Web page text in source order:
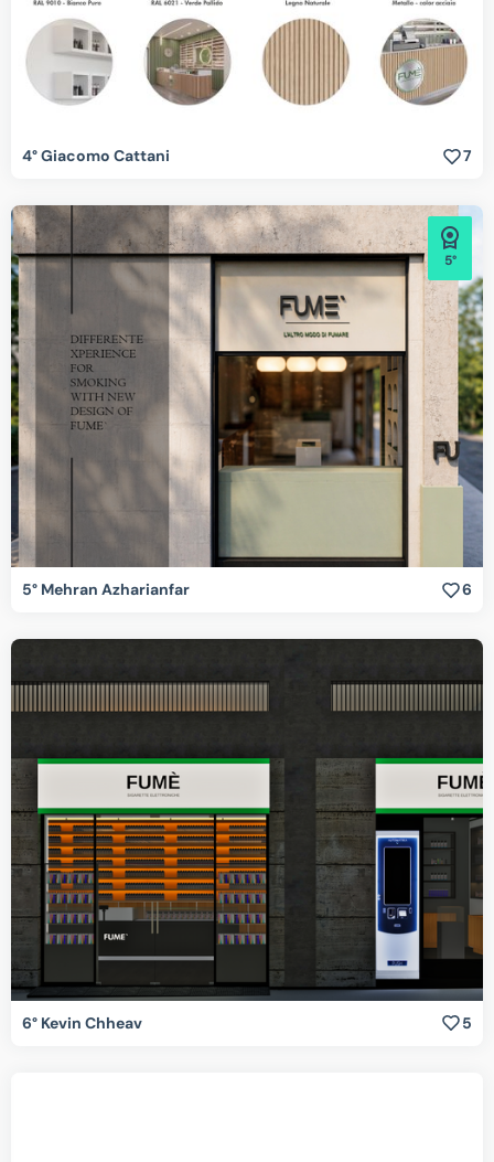
4° Giacomo Cattani 7
5° Mehran Azharianfar 6
5°
6° Kevin Chheav 5